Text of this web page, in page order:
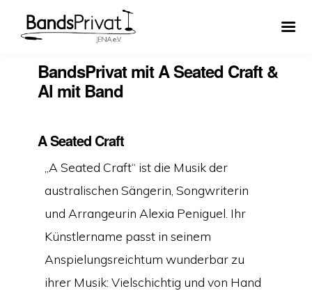
BandsPrivat mit A Seated Craft &
Al mit Band
A Seated Craft
„A Seated Craft“ ist die Musik der
australischen Sängerin, Songwriterin
und Arrangeurin Alexia Peniguel. Ihr
Künstlername passt in seinem
Anspielungsreichtum wunderbar zu
ihrer Musik: Vielschichtig und von Hand